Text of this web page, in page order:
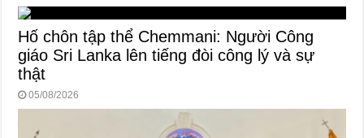
Hố chôn tập thể Chemmani: Người Công
giáo Sri Lanka lên tiếng đòi công lý và sự
thật
05/08/2026